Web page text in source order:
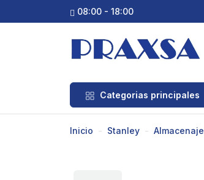
08:00 - 18:00
Categorias principales
Inicio Stanley Almacenaje